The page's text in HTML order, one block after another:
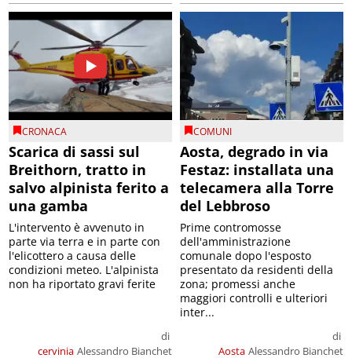
CRONACA
Scarica di sassi sul
Breithorn, tratto in
salvo alpinista ferito a
una gamba
cervinia
di
Alessandro Bianchet
L'intervento è avvenuto in
parte via terra e in parte con
l'elicottero a causa delle
condizioni meteo. L'alpinista
non ha riportato gravi ferite
COMUNI
Aosta, degrado in via
Festaz: installata una
telecamera alla Torre
del Lebbroso
Aosta
di
Alessandro Bianchet
Prime contromosse
dell'amministrazione
comunale dopo l'esposto
presentato da residenti della
zona; promessi anche
maggiori controlli e ulteriori
inter...